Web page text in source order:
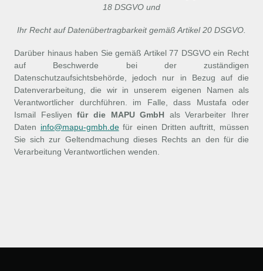
18 DSGVO und
Ihr Recht auf Datenübertragbarkeit gemäß Artikel 20 DSGVO.
Darüber hinaus haben Sie gemäß Artikel 77 DSGVO ein Recht
auf Beschwerde bei der zuständigen
Datenschutzaufsichtsbehörde, jedoch nur in Bezug auf die
Datenverarbeitung, die wir in unserem eigenen Namen als
Verantwortlicher durchführen. im Falle, dass Mustafa oder
Ismail Fesliyen für die MAPU GmbH als Verarbeiter Ihrer
Daten info@mapu-gmbh.defür einen Dritten auftritt, müssen
Sie sich zur Geltendmachung dieses Rechts an den für die
Verarbeitung Verantwortlichen wenden.